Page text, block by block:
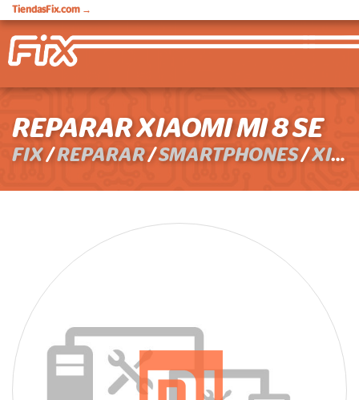
TiendasFix.com →
REPARAR XIAOMI MI 8 SE
FIX/REPARAR/SMARTPHONES/XIAOMI